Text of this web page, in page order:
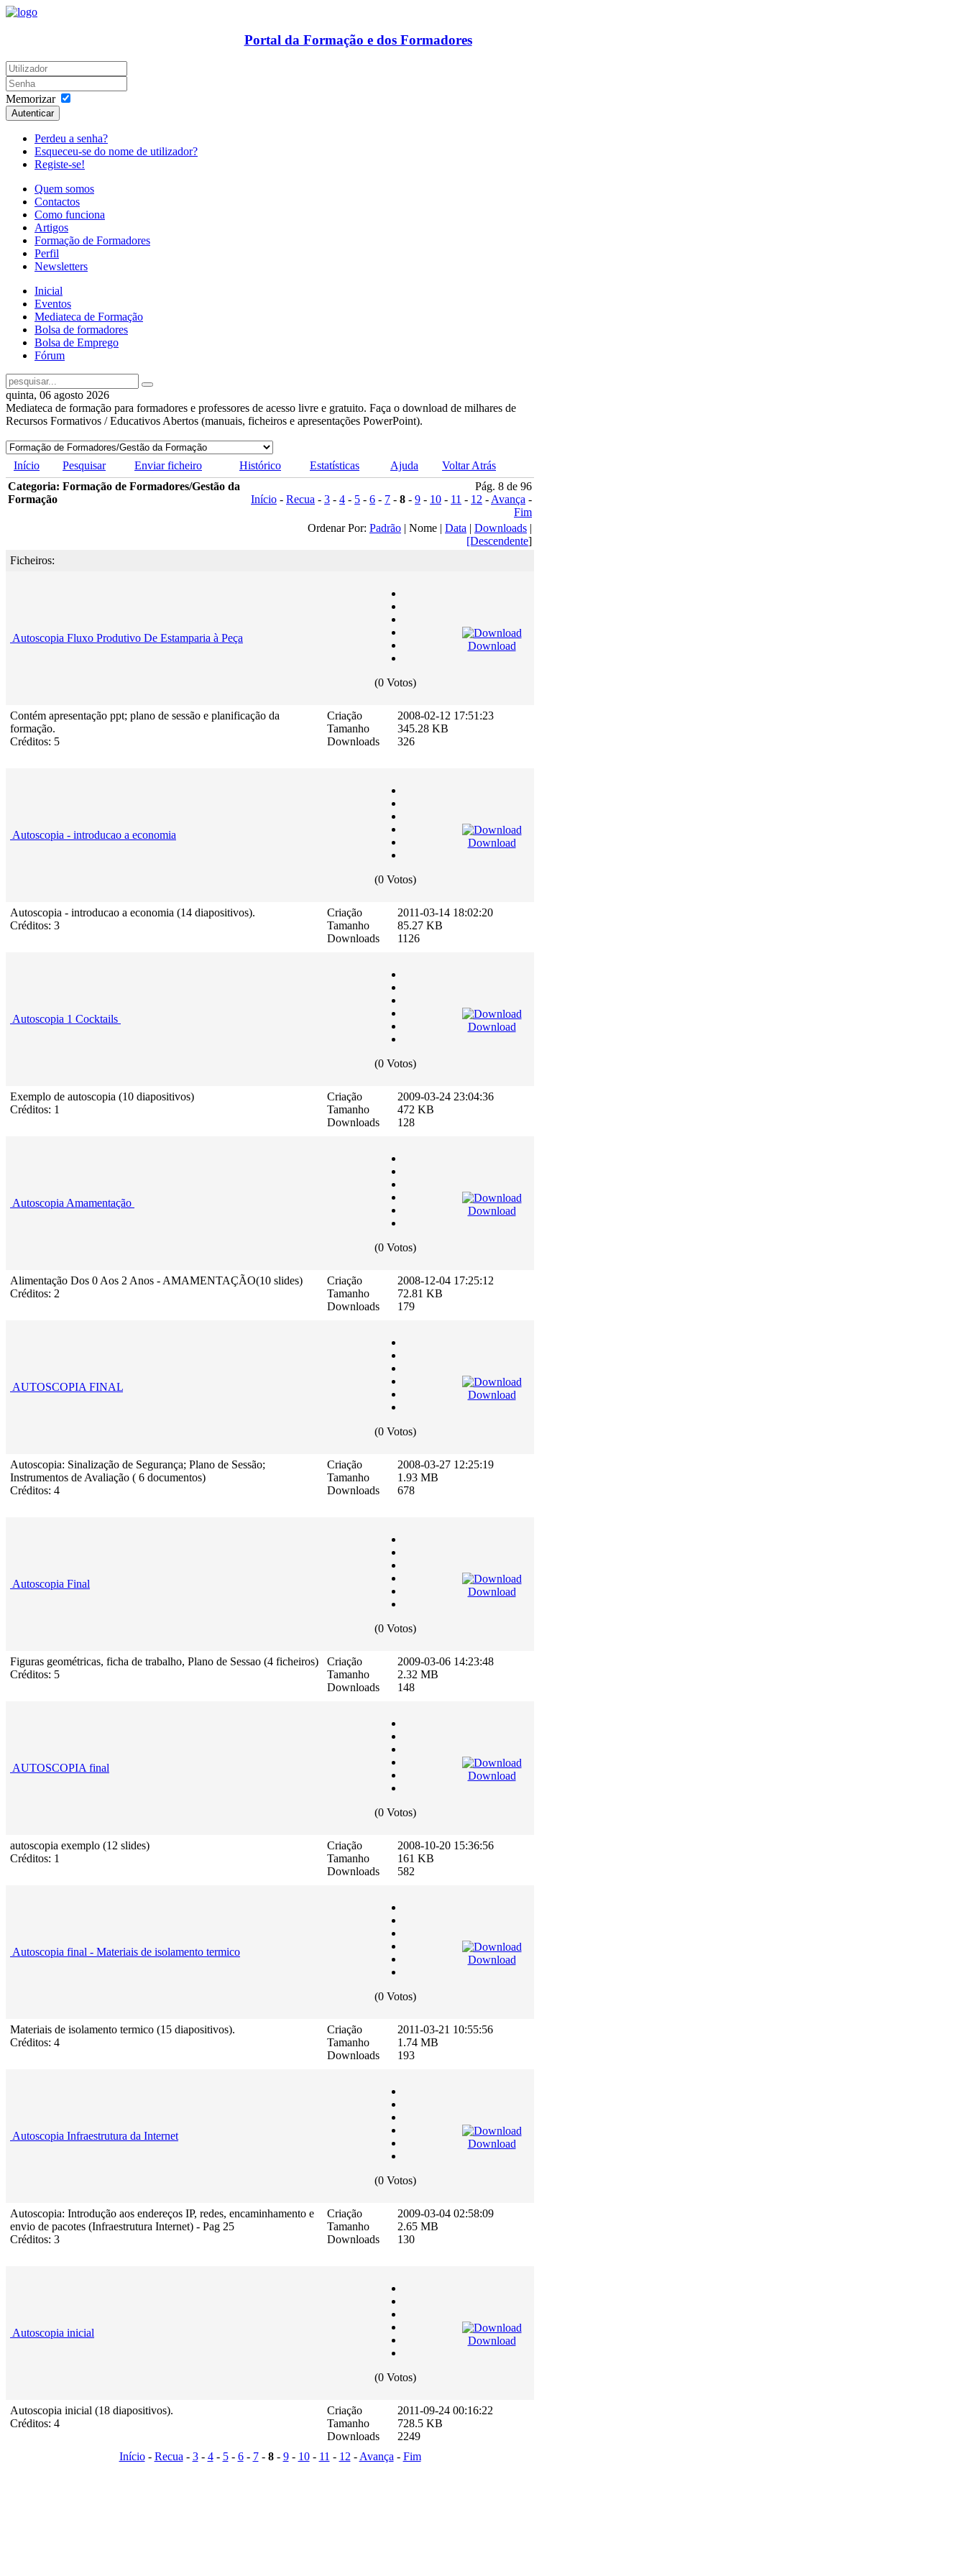
Portal da Formação e dos Formadores
Memorizar
Autenticar
Perdeu a senha?
Esqueceu-se do nome de utilizador?
Registe-se!
Quem somos
Contactos
Como funciona
Artigos
Formação de Formadores
Perfil
Newsletters
Inicial
Eventos
Mediateca de Formação
Bolsa de formadores
Bolsa de Emprego
Fórum
quinta, 06 agosto 2026
Mediateca de formação para formadores e professores de acesso livre e gratuito. Faça o download de milhares de
Recursos Formativos / Educativos Abertos (manuais, ficheiros e apresentações PowerPoint).
Início Pesquisar Enviar ficheiro Histórico Estatísticas Ajuda
Voltar Atrás
Categoria: Formação de Formadores/Gestão da
Formação
Pág. 8 de 96
Início - Recua - 3 - 4 - 5 - 6 - 7 - 8 - 9 - 10 - 11 - 12 -Avança -
Fim
Ordenar Por: Padrão | Nome | Data | Downloads |
[Descendente]
Ficheiros:
Autoscopia Fluxo Produtivo De Estamparia à Peça
(0 Votos)
Download
Contém apresentação ppt; plano de sessão e planificação da
formação.
Créditos: 5
Criação
Tamanho
Downloads
2008-02-12 17:51:23
345.28 KB
326
Autoscopia - introducao a economia
(0 Votos)
Download
Autoscopia - introducao a economia (14 diapositivos).
Créditos: 3
Criação
Tamanho
Downloads
2011-03-14 18:02:20
85.27 KB
1126
Autoscopia 1 Cocktails
(0 Votos)
Download
Exemplo de autoscopia (10 diapositivos)
Créditos: 1
Criação
Tamanho
Downloads
2009-03-24 23:04:36
472 KB
128
Autoscopia Amamentação
(0 Votos)
Download
Alimentação Dos 0 Aos 2 Anos - AMAMENTAÇÃO(10 slides)
Créditos: 2
Criação
Tamanho
Downloads
2008-12-04 17:25:12
72.81 KB
179
AUTOSCOPIA FINAL
(0 Votos)
Download
Autoscopia: Sinalização de Segurança; Plano de Sessão;
Instrumentos de Avaliação ( 6 documentos)
Créditos: 4
Criação
Tamanho
Downloads
2008-03-27 12:25:19
1.93 MB
678
Autoscopia Final
(0 Votos)
Download
Figuras geométricas, ficha de trabalho, Plano de Sessao (4 ficheiros)
Créditos: 5
Criação
Tamanho
Downloads
2009-03-06 14:23:48
2.32 MB
148
AUTOSCOPIA final
(0 Votos)
Download
autoscopia exemplo (12 slides)
Créditos: 1
Criação
Tamanho
Downloads
2008-10-20 15:36:56
161 KB
582
Autoscopia final - Materiais de isolamento termico
(0 Votos)
Download
Materiais de isolamento termico (15 diapositivos).
Créditos: 4
Criação
Tamanho
Downloads
2011-03-21 10:55:56
1.74 MB
193
Autoscopia Infraestrutura da Internet
(0 Votos)
Download
Autoscopia: Introdução aos endereços IP, redes, encaminhamento e
envio de pacotes (Infraestrutura Internet) - Pag 25
Créditos: 3
Criação
Tamanho
Downloads
2009-03-04 02:58:09
2.65 MB
130
Autoscopia inicial
(0 Votos)
Download
Autoscopia inicial (18 diapositivos).
Créditos: 4
Criação
Tamanho
Downloads
2011-09-24 00:16:22
728.5 KB
2249
Início- Recua- 3- 4- 5- 6- 7- 8- 9- 10- 11 - 12-Avança- Fim